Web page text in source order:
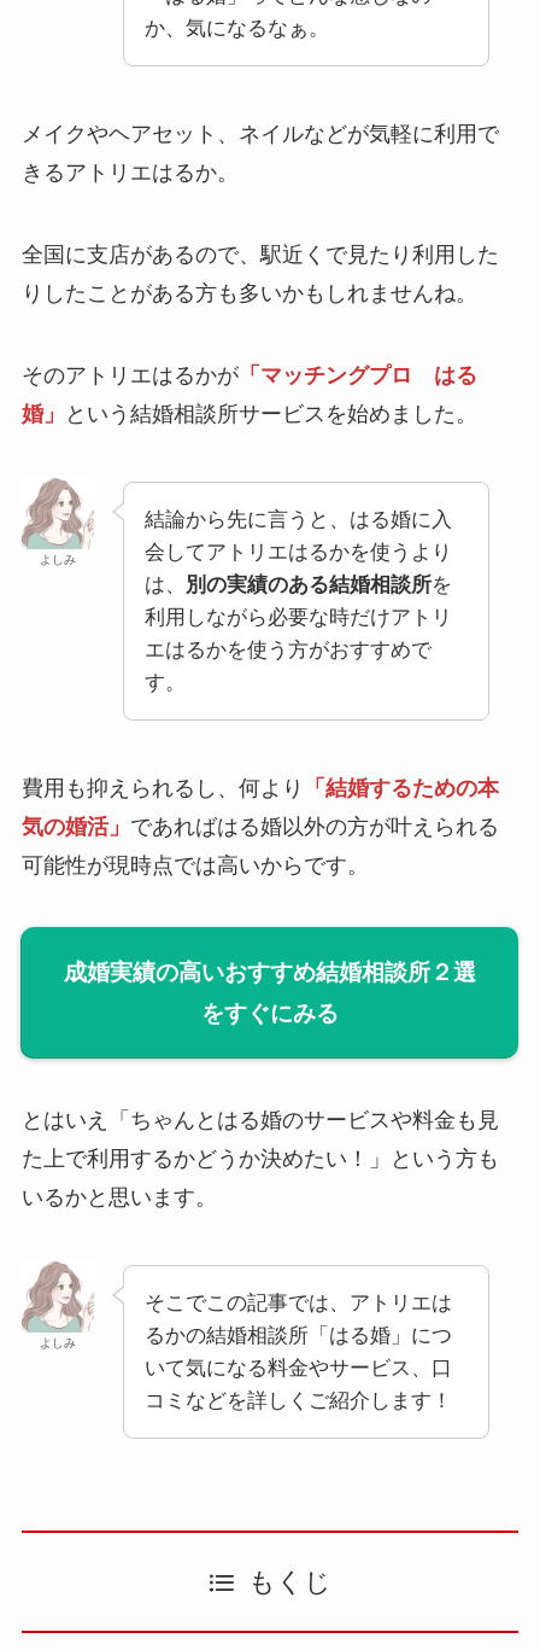
か、気になるなぁ。
メイクやヘアセット、ネイルなどが気軽に利用で
きるアトリエはるか。
全国に支店があるので、駅近くで見たり利用した
りしたことがある方も多いかもしれませんね。
そのアトリエはるかが「マッチングプロ はる
婚」
という結婚相談所サービスを始めました。
よしみ
結論から先に言うと、はる婚に入
会してアトリエはるかを使うより
は、
別の実績のある結婚相談所を
利用しながら必要な時だけアトリ
エはるかを使う方がおすすめで
す。
費用も抑えられるし、何より
「結婚するための本
気の婚活」 であればはる婚以外の方が叶えられる
可能性が現時点では高いからです。
成婚実績の高いおすすめ結婚相談所２選
をすぐにみる
とはいえ「ちゃんとはる婚のサービスや料金も見
た上で利用するかどうか決めたい！」という方も
いるかと思います。
よしみ
そこでこの記事では、アトリエは
るかの結婚相談所「はる婚」につ
いて気になる料金やサービス、口
コミなどを詳しくご紹介します！
もくじ